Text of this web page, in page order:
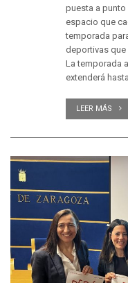
puesta a
espacio que
temporada
deportivas que
La temporada
extenderá
LEER MÁS